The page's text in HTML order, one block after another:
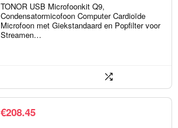
TONOR USB Microfoonkit Q9,
Condensatormicofoon Computer Cardioïde
Microfoon met Giekstandaard en Popfilter voor
Streamen…
€208.45